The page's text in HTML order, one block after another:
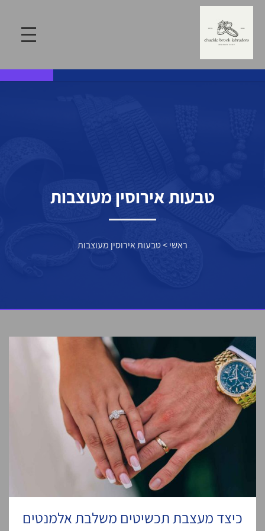
טבעות אירוסין מעוצבות
ראשי>טבעות אירוסין מעוצבות
כיצד מעצבת תכשיטים משלבת אלמנטים